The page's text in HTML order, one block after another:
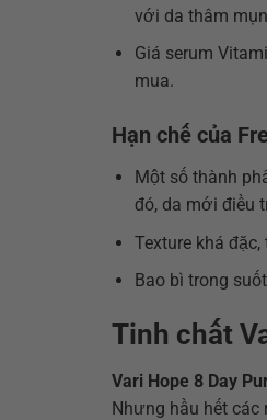
với da thâm
Giá serum
mua.
Hạn chế của
Một số thành
đó, da mới điều
Texture khá
Bao bì trong
Tinh chất
Vari Hope 8 Day
Nhưng hầu hết các